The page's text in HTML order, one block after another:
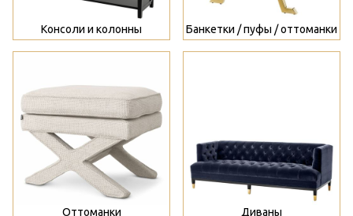
Консоли и колонны Банкетки / пуфы / оттоманки
Оттоманки Диваны